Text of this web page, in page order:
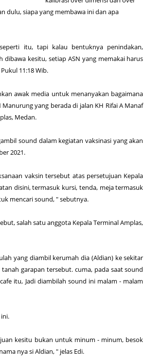
dulu, siapa yang membawa ini dan apa
itu, tapi kalau bentuknya penindakan,
kesitu, setiap ASN yang memakai harus
11:18 Wib.
awak media untuk menanyakan bagaimana
yang berada di jalan KH Rifai A Manaf
Medan.
sound dalam kegiatan vaksinasi yang akan
2021.
vaksin tersebut atas persetujuan Kepala
disini, termasuk kursi, tenda, meja termasuk
mencari sound, " sebutnya.
salah satu anggota Kepala Terminal Amplas,
yang diambil kerumah dia (Aldian) ke sekitar
garapan tersebut. cuma, pada saat sound
itu, Jadi diambilah sound ini malam - malam
kesitu bukan untuk minum - minum, besok
nya si Aldian, " jelas Edi.